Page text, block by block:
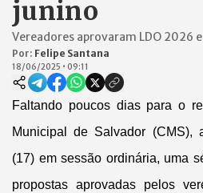
junino
Vereadores aprovaram LDO 2026
Por: Felipe Santana
18/06/2025 • 09:11
Faltando poucos dias para o
Municipal de Salvador (CMS),
(17) em sessão ordinária, uma
propostas aprovadas pelos